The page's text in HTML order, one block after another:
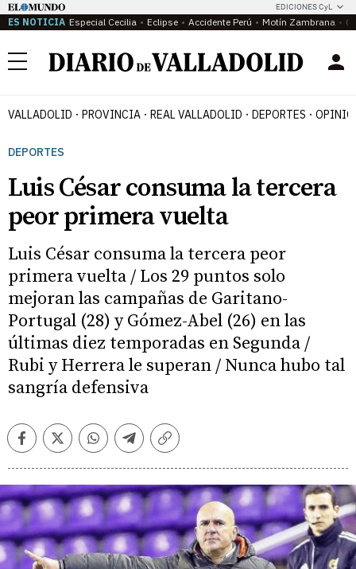
EDICIONES CyL
ES NOTICIA Especial Cecilia Eclipse Accidente Perú Motín Zambrana
Menú
VALLADOLID PROVINCIA REAL VALLADOLID DEPORTES
DEPORTES
Luis César consuma la tercera
peor primera vuelta
Luis César consuma la tercera peor
primera vuelta / Los 29 puntos solo
mejoran las campañas de Garitano-
Portugal (28) y Gómez-Abel (26) en las
últimas diez temporadas en Segunda /
Rubi y Herrera le superan / Nunca hubo tal
sangría defensiva
FacebookTwitterWhatsappTelegramCopiar